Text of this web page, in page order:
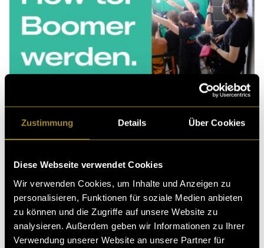
Zustimmung Details Über Cookies
Diese Webseite verwendet Cookies
Wir verwenden Cookies, um Inhalte und Anzeigen zu
personalisieren, Funktionen für soziale Medien anbieten
zu können und die Zugriffe auf unsere Website zu
analysieren. Außerdem geben wir Informationen zu Ihrer
Verwendung unserer Website an unsere Partner für